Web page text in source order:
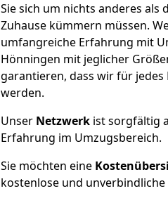
Sie sich um nichts anderes
Zuhause kümmern müssen.
umfangreiche Erfahrung mit
Hönningen mit jeglicher
garantieren, dass wir für
werden.
Unser Netzwerk ist sorgfältig
Erfahrung im Umzugsbereich.
Sie möchten eine
kostenlose und unverbindliche